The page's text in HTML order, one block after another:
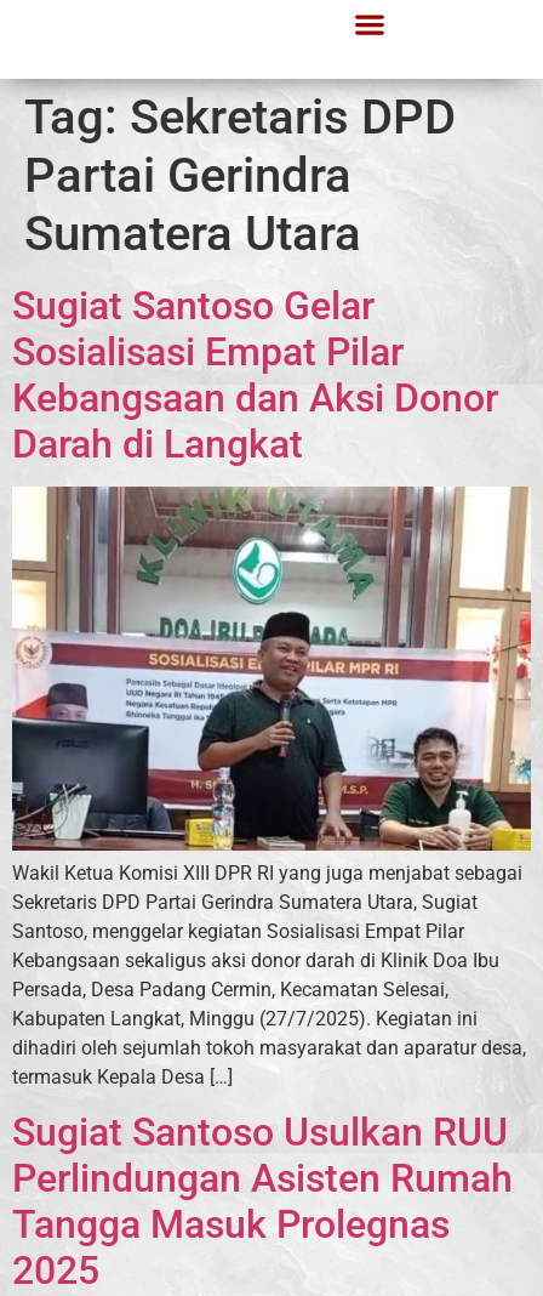
Tag: Sekretaris DPD
Partai Gerindra
Sumatera Utara
Sugiat Santoso Gelar
Sosialisasi Empat Pilar
Kebangsaan dan Aksi Donor
Darah di Langkat
Wakil Ketua Komisi XIII DPR RI yang juga menjabat sebagai
Sekretaris DPD Partai Gerindra Sumatera Utara, Sugiat
Santoso, menggelar kegiatan Sosialisasi Empat Pilar
Kebangsaan sekaligus aksi donor darah di Klinik Doa Ibu
Persada, Desa Padang Cermin, Kecamatan Selesai,
Kabupaten Langkat, Minggu (27/7/2025). Kegiatan ini
dihadiri oleh sejumlah tokoh masyarakat dan aparatur desa,
termasuk Kepala Desa […]
Sugiat Santoso Usulkan RUU
Perlindungan Asisten Rumah
Tangga Masuk Prolegnas
2025